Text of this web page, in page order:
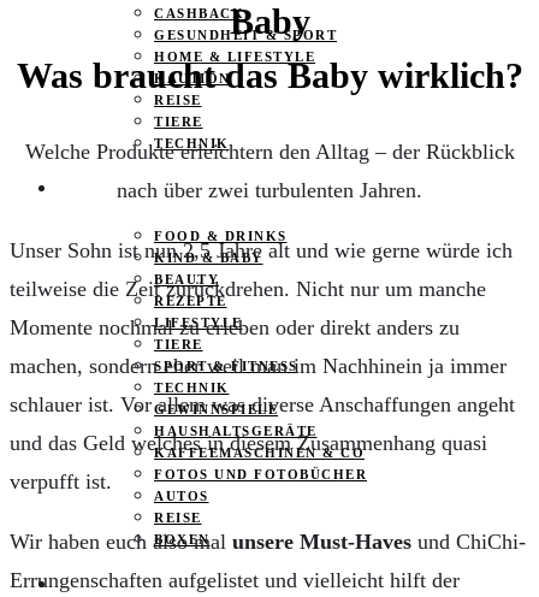
CASHBACK
GESUNDHEIT & SPORT
HOME & LIFESTYLE
KAUTION
REISE
TIERE
TECHNIK
KATEGORIEN
FOOD & DRINKS
KIND & BABY
BEAUTY
REZEPTE
LIFESTYLE
TIERE
SPORT & FITNESS
TECHNIK
GEWINNSPIELE
HAUSHALTSGERÄTE
KAFFEEMASCHINEN & CO
FOTOS UND FOTOBÜCHER
AUTOS
REISE
BOXEN
KIND & KEGEL
Was braucht das Baby wirklich?
Welche Produkte erleichtern den Alltag – der Rückblick
nach über zwei turbulenten Jahren.
Unser Sohn ist nun 2,5 Jahre alt und wie gerne würde ich
teilweise die Zeit zurückdrehen. Nicht nur um manche
Momente nochmal zu erleben oder direkt anders zu
machen, sondern eher weil man im Nachhinein ja immer
schlauer ist. Vor allem was diverse Anschaffungen angeht
und das Geld welches in diesem Zusammenhang quasi
verpufft ist.
Wir haben euch also mal unsere Must-Haves und ChiChi-
Errungenschaften aufgelistet und vielleicht hilft der